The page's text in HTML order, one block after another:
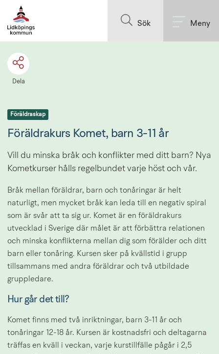
Sök Meny
Dela
Föräldraskap
Föräldrakurs Komet, barn 3-11 år
Vill du minska bråk och konflikter med ditt barn? Nya
Kometkurser hålls regelbundet varje höst och vår.
Bråk mellan föräldrar, barn och tonåringar är helt
naturligt, men mycket bråk kan leda till en negativ spiral
som är svår att ta sig ur. Komet är en föräldrakurs
utvecklad i Sverige där målet är att förbättra relationen
och minska konflikterna mellan dig som förälder och ditt
barn eller tonåring. Kursen sker på kvällstid i grupp
tillsammans med andra föräldrar och två utbildade
gruppledare.
Hur går det till?
Komet finns med två inriktningar, barn 3-11 år och
tonåringar 12-18 år. Kursen är kostnadsfri och deltagarna
träffas en kväll i veckan, varje kurstillfälle pågår i 2,5